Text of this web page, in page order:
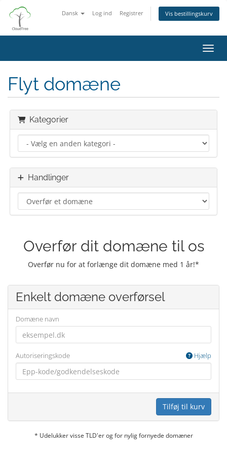
Dansk Log ind Registrer Vis bestillingskurv
Skift
Flyt domæne
Kategorier
Handlinger
Overfør dit domæne til os
Overfør nu for at forlænge dit domæne med 1 år!*
Enkelt domæne overførsel
Domæne navn
Autoriseringskode Hjælp
Tilføj til kurv
* Udelukker visse TLD'er og for nylig fornyede domæner